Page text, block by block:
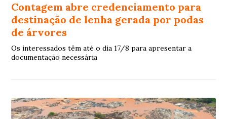
Contagem abre credenciamento para
destinação de lenha gerada por podas
de árvores
Os interessados têm até o dia 17/8 para apresentar a
documentação necessária